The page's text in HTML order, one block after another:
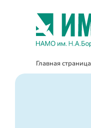
Главная страница